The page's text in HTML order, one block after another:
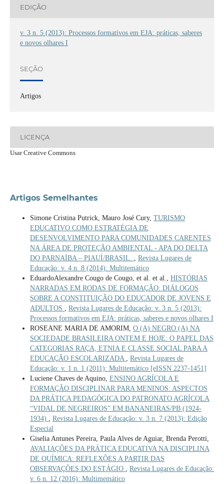
EDIÇÃO
v. 3 n. 5 (2013): Processos formativos em EJA: práticas, saberes
e novos olhares I
SEÇÃO
Artigos
LICENÇA
Usar Creative Commons
Artigos Semelhantes
Simone Cristina Putrick, Mauro José Cury, TURISMO
EDUCATIVO COMO ESTRATÉGIA DE
DESENVOLVIMENTO PARA COMUNIDADES CARENTES
NA ÁREA DE PROTEÇÃO AMBIENTAL - APA DO DELTA
DO PARNAÍBA – PIAUÍ/BRASIL.
Revista Lugares de
Educação: v. 4 n. 8 (2014): Multitemático
EduardoAlexandre Cougo de Cougo, et al. et al., HISTÓRIAS
NARRADAS EM RODAS DE FORMAÇÃO: DIÁLOGOS
SOBRE A CONSTITUIÇÃO DO EDUCADOR DE JOVENS E
ADULTOS
Revista Lugares de Educação: v. 3 n. 5 (2013):
Processos formativos em EJA: práticas, saberes e novos olhares I
ROSEANE MARIA DE AMORIM, O (A) NEGRO (A) NA
SOCIEDADE BRASILEIRA ONTEM E HOJE: O PAPEL DAS
CATEGORIAS RAÇA, ETNIA E CLASSE SOCIAL PARA A
EDUCAÇÃO ESCOLARIZADA
Revista Lugares de
Educação: v. 1 n. 1 (2011): Multitemático [eISSN 2237-1451]
Luciene Chaves de Aquino, ENSINO AGRÍCOLA E
FORMAÇÃO DISCIPLINAR PARA MENINOS: ASPECTOS
DA PRÁTICA PEDAGÓGICA DO PATRONATO AGRÍCOLA
“VIDAL DE NEGREIROS” EM BANANEIRAS/PB (1924-
1934)
Revista Lugares de Educação: v. 3 n. 7 (2013): Edição
Especial
Giselia Antunes Pereira, Paula Alves de Aguiar, Brenda Perotti,
AVALIAÇÕES DA PRÁTICA EDUCATIVA NA DISCIPLINA
DE QUÍMICA: REFLEXÕES A PARTIR DAS
OBSERVAÇÕES DO ESTÁGIO
Revista Lugares de Educação:
v. 6 n. 12 (2016): Multimemático